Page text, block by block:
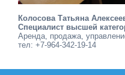
Колосова Татьяна
Специалист высшей
Аренда, продажа,
тел: +7-964-342-19-14